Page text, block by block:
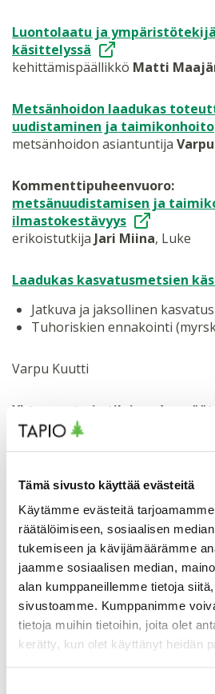
Tämä sivusto käyttää evästeitä
Käytämme evästeitä
räätälöimiseen, sosiaalisen
tukemiseen ja kävijämäärämme
jaamme sosiaalisen median,
alan kumppaneillemme tietoja
sivustoamme. Kumppanimme
tietoja muihin tietoihin, joita olet
kerätty, kun olet käyttänyt heidän
Luontolaatu ja
käsittelyssä
kehittämispäällikkö Matti
Metsänhoidon laadukas
uudistaminen ja taimikonhoito
metsänhoidon asiantuntija
Kommenttipuheenvuoro:
metsänuudistamisen ja
ilmastokestävyys
erikoistutkija Jari Miina, Luke
Laadukas kasvatusmetsien
Jatkuva ja jaksollinen kasvatus
Tuhoriskien ennakointi
Varpu Kuutti
Yhteenveto ja tilaisuuden
Kalle Vanhatalo
Seuraa somessa
Seuraa metsänhoidon
mediassa:
Facebook